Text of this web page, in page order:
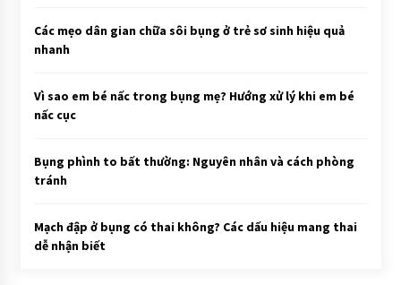
Các mẹo dân gian chữa sôi bụng ở trẻ sơ sinh hiệu quả
nhanh
Vì sao em bé nấc trong bụng mẹ? Hướng xử lý khi em bé
nấc cục
Bụng phình to bất thường: Nguyên nhân và cách phòng
tránh
Mạch đập ở bụng có thai không? Các dấu hiệu mang thai
dễ nhận biết